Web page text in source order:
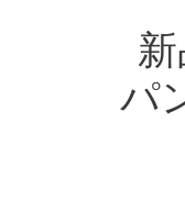
パ